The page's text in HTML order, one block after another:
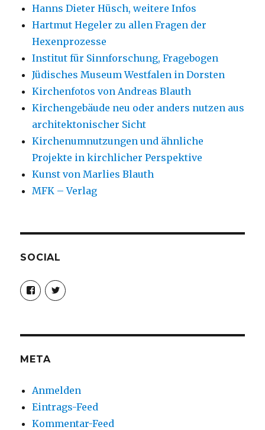
Hanns Dieter Hüsch, weitere Infos
Hartmut Hegeler zu allen Fragen der
Hexenprozesse
Institut für Sinnforschung, Fragebogen
Jüdisches Museum Westfalen in Dorsten
Kirchenfotos von Andreas Blauth
Kirchengebäude neu oder anders nutzen aus
architektonischer Sicht
Kirchenumnutzungen und ähnliche
Projekte in kirchlicher Perspektive
Kunst von Marlies Blauth
MFK – Verlag
SOCIAL
Profil
von
christoph.fleischer1
anzeigen
Profil
von
anzeigen
META
Anmelden
Eintrags-Feed
Kommentar-Feed